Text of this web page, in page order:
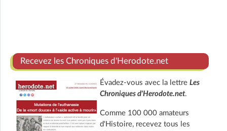
Recevez les Chroniques d'Herodote.net
Évadez-vous avec la lettre Les
Chroniques d'Herodote.net.
Comme 100 000 amateurs
d'Histoire, recevez tous les